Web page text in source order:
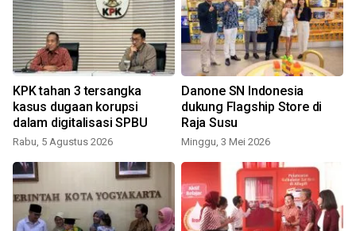
KPK tahan 3 tersangka
kasus dugaan korupsi
dalam digitalisasi SPBU
Rabu, 5 Agustus 2026
Danone SN Indonesia
dukung Flagship Store di
Raja Susu
Minggu, 3 Mei 2026